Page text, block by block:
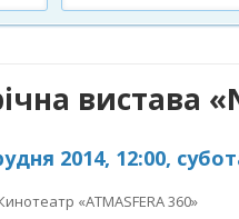
вистава
2014, 12:00,
«ATMASFERA 360»